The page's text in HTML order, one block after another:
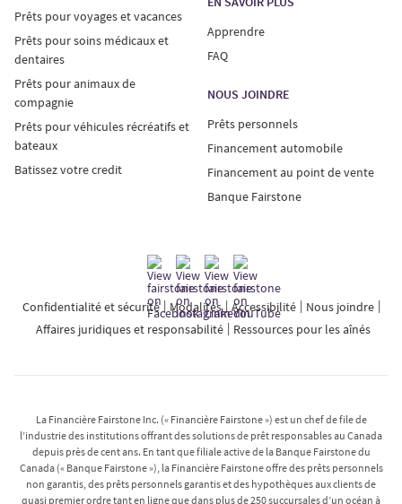
Prêts pour voyages et vacances
Prêts pour soins médicaux et
dentaires
Prêts pour animaux de
compagnie
Prêts pour véhicules récréatifs et
bateaux
Batissez votre credit
Apprendre
FAQ
NOUS JOINDRE
Prêts personnels
Financement automobile
Financement au point de vente
Banque Fairstone
Confidentialité et sécurité Modalités Accessibilité
Nous joindre
Affaires juridiques et responsabilité
Ressources pour les aînés
La Financière Fairstone Inc. (« Financière Fairstone ») est un chef de file de
l’industrie des institutions offrant des solutions de prêt responsables au Canada
depuis près de cent ans. En tant que filiale active de la Banque Fairstone du
Canada (« Banque Fairstone »), la Financière Fairstone offre des prêts personnels
non garantis, des prêts personnels garantis et des hypothèques aux clients de
quasi premier ordre tant en ligne que dans plus de 250 succursales d’un océan à